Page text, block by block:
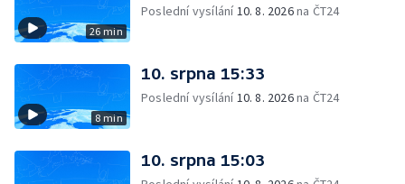
26 min
Poslední vysílání10. 8. 2026na ČT24
8 min
10. srpna 15:33
Poslední vysílání10. 8. 2026na ČT24
10. srpna 15:03